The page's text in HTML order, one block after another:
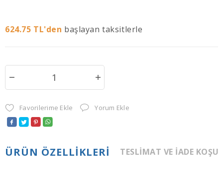
624.75 TL'den başlayan taksitlerle
Favorilerime Ekle Yorum Ekle
ÜRÜN ÖZELLIKLERI TESLIMAT VE İADE